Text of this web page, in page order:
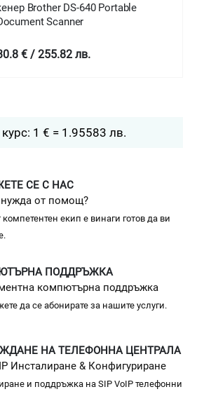
Brother DS-640 Portable
Scanner
€ / 255.82 лв.
1 € = 1.95583 лв.
СЕ С НАС
от помощ?
екип е винаги готов да ви
ПОДДРЪЖКА
компютърна поддръжка
да се абонирате за нашите услуги.
НА ТЕЛЕФОННА ЦЕНТРАЛА
Инсталиране & Конфигуриране
и поддръжка на SIP VoIP телефонни